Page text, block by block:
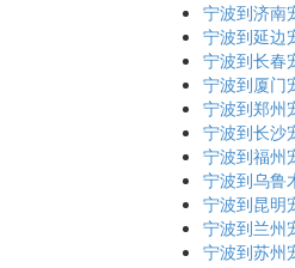
宁波到济南
宁波到延边
宁波到长春
宁波到厦门
宁波到郑州
宁波到长沙
宁波到福州
宁波到乌鲁
宁波到昆明
宁波到兰州
宁波到苏州